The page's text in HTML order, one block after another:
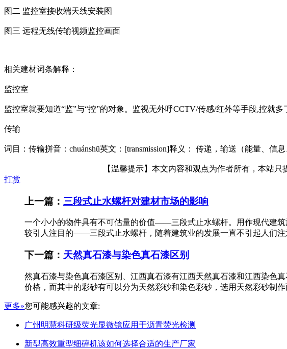
图二 监控室接收端天线安装图
图三 远程无线传输视频监控画面
相关建材词条解释：
监控室
监控室就要知道“监”与“控”的对象。监视无外呼CCTV/传感/红外等手段,控就多
传输
词目：传输拼音：chuánshū英文：[transmission]释义： 传递，输送（能量、信
【温馨提示】本文内容和观点为作者所有，本站
打赏
上一篇： 三段式止水螺杆对建材市场的影响
一个小小的物件具有不可估量的价值——三段式止水螺杆。用作现代建
较引人注目的——三段式止水螺杆，随着建筑业的发展一直不引起人们
下一篇： 天然真石漆与染色真石漆区别
然真石漆与染色真石漆区别、江西真石漆有江西天然真石漆和江西染色
价格，而其中的彩砂有可以分为天然彩砂和染色彩砂，选用天然彩砂制
更多»您可能感兴趣的文章:
广州明慧科研级荧光显微镜应用于沥青荧光检测
新型高效重型细碎机该如何选择合适的生产厂家